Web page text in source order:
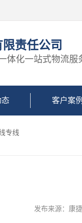
责任公司
体化一站式物流服
态 客户案例
专线
发布来源：康